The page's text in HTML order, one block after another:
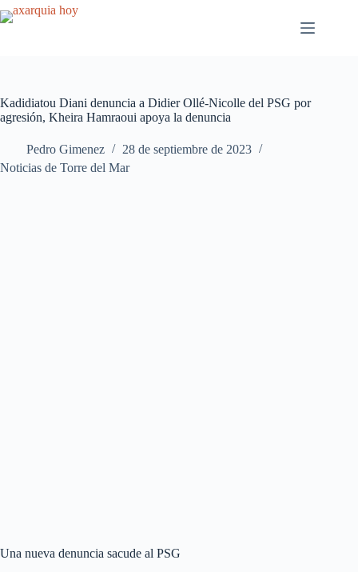
Saltar
al
Kadidiatou Diani denuncia a Didier Ollé-Nicolle del PSG por
agresión, Kheira Hamraoui apoya la denuncia
Pedro Gimenez
28 de septiembre de 2023
Noticias de Torre del Mar
Una nueva denuncia sacude al PSG